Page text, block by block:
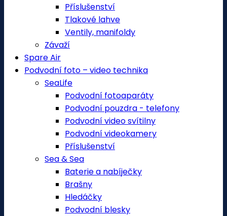
Příslušenství
Tlakové lahve
Ventily, manifoldy
Závaží
Spare Air
Podvodní foto – video technika
SeaLife
Podvodní fotoaparáty
Podvodní pouzdra - telefony
Podvodní video svítilny
Podvodní videokamery
Příslušenství
Sea & Sea
Baterie a nabíječky
Brašny
Hledáčky
Podvodní blesky